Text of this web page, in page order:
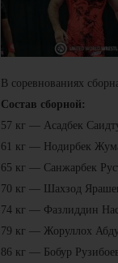
В соревнованиях
Состав сборной:
57 кг — Асадбек
61 кг — Нодирбек
65 кг — Санжарбек
70 кг — Шахзод
74 кг — Фазлиддин
79 кг — Жоруллох
86 кг — Бобур